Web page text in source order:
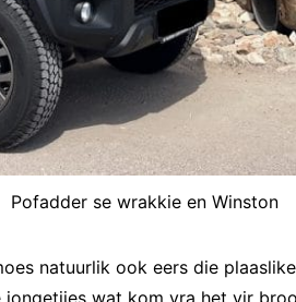
Pofadder se wrakkie en Winston
natuurlik ook eers die
wat kom vra het vir